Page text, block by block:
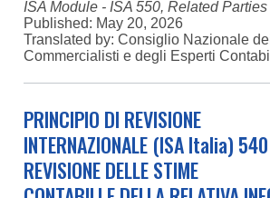
ISA Module - ISA 550, Related Parties
Published: May 20, 2026
Translated by: Consiglio Nazionale
Commercialisti e degli Esperti
PRINCIPIO DI REVISIONE
INTERNAZIONALE (ISA Italia) 540
REVISIONE DELLE STIME